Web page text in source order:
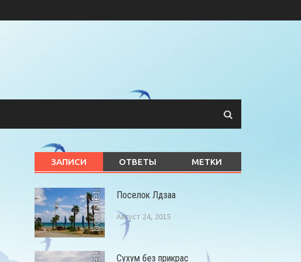
ЗАПИСИ ОТВЕТЫ МЕТКИ
Поселок Лдзаа
Август 24, 2015
Сухум без прикрас